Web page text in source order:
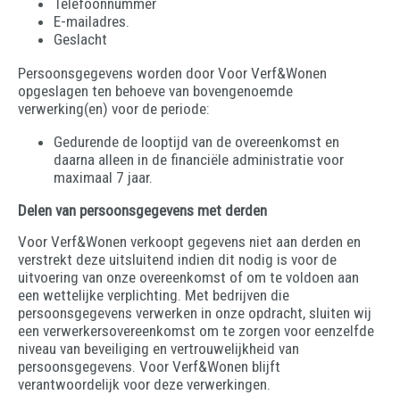
Telefoonnummer
E-mailadres.
Geslacht
Persoonsgegevens worden door Voor Verf&Wonen
opgeslagen ten behoeve van bovengenoemde
verwerking(en) voor de periode:
Gedurende de looptijd van de overeenkomst en
daarna alleen in de financiële administratie voor
maximaal 7 jaar.
Delen van persoonsgegevens met derden
Voor Verf&Wonen verkoopt gegevens niet aan derden en
verstrekt deze uitsluitend indien dit nodig is voor de
uitvoering van onze overeenkomst of om te voldoen aan
een wettelijke verplichting. Met bedrijven die
persoonsgegevens verwerken in onze opdracht, sluiten wij
een verwerkersovereenkomst om te zorgen voor eenzelfde
niveau van beveiliging en vertrouwelijkheid van
persoonsgegevens. Voor Verf&Wonen blijft
verantwoordelijk voor deze verwerkingen.